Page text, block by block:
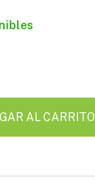
AL CARRITO